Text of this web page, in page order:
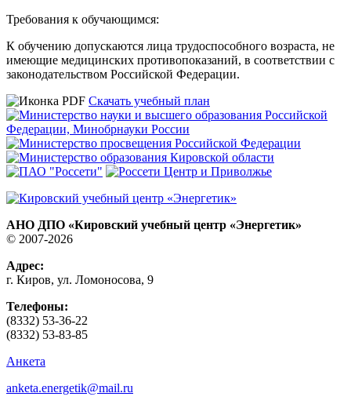
Требования к обучающимся:
К обучению допускаются лица трудоспособного возраста, не
имеющие медицинских противопоказаний, в соответствии с
законодательством Российской Федерации.
Скачать учебный план
АНО ДПО «Кировский учебный центр «Энергетик»
© 2007-2026
Адрес:
г. Киров, ул. Ломоносова, 9
Телефоны:
(8332) 53-36-22
(8332) 53-83-85
Анкета
anketa.energetik@mail.ru